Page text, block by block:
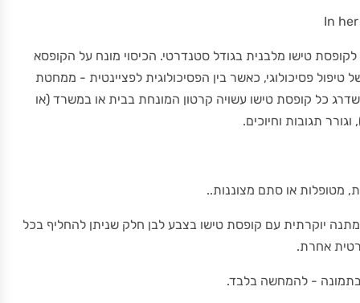
לקופסת טישו מלבנית בגודל סטנדרטי. הכיסוי מונח על הקופסא
טיפול פסיכולוגי, כאשר בין הפסיכולוגית לפציינטית - ממחטת
כל קופסת טישו עשויה קרטון המונחת בבית או במשרד (או
תגובות וחיוכים.
מטופלות או סתם מצוננות..
יוקרתית עם קופסת טישו בצבע לבן חלק שניתן להחליף בכל
אחרת.
- להמחשה בלבד.